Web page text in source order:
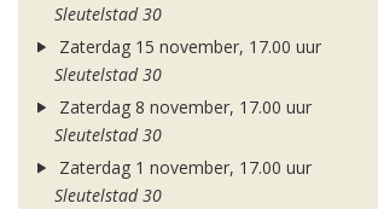
Sleutelstad 30
Zaterdag 15 november, 17.00 uur
Sleutelstad 30
Zaterdag 8 november, 17.00 uur
Sleutelstad 30
Zaterdag 1 november, 17.00 uur
Sleutelstad 30